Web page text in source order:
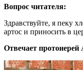
Вопрос читателя:
Здравствуйте, я пеку
артос и приносить в
Отвечает